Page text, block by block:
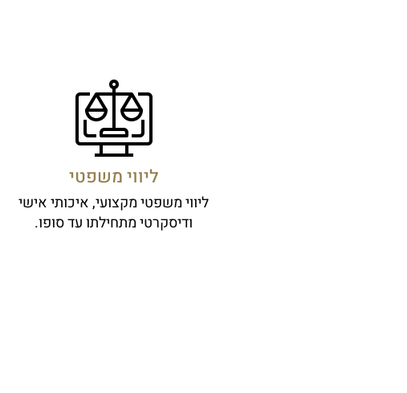
ליווי משפטי
ליווי משפטי מקצועי, איכותי אישי
ודיסקרטי מתחילתו עד סופו.